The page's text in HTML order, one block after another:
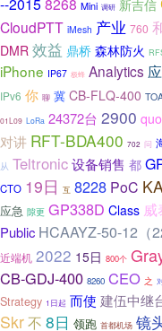
Mini 调研 新吉信
CloudPTT iMesh 产业 760
DMR 效益 鼎桥 森林防火
iPhone IP67 极蜂 Analytics
IPv6 你 聊 冀 CB-FLQ-400
01L09 LoRa 24372台 2900
对讲 RFT-BDA400 702 问
从 Teltronic设备销售 都
CTO 19日 互 8228 PoC
应急 隙更 GP338D Class 威
Public HCAAYZ-50-12（
近端机 2022 15日 800个
CB-GDJ-400 8260 CEO 之
Strategy 1日起 而使 建伍中继
Skr不 8日 领跑 首都机场 镜